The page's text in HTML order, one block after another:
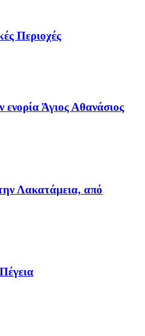
Περιοχές
ενορία Άγιος Αθανάσιος
Λακατάμεια, από